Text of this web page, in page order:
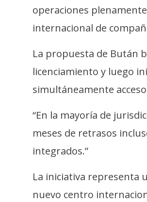
C
o
n
a
c
t
y
u
b
i
c
operaciones
internacional de
La propuesta de Bután
licenciamiento y luego
simultáneamente
“En la mayoría de
meses de retrasos
integrados.”
La iniciativa representa
nuevo centro